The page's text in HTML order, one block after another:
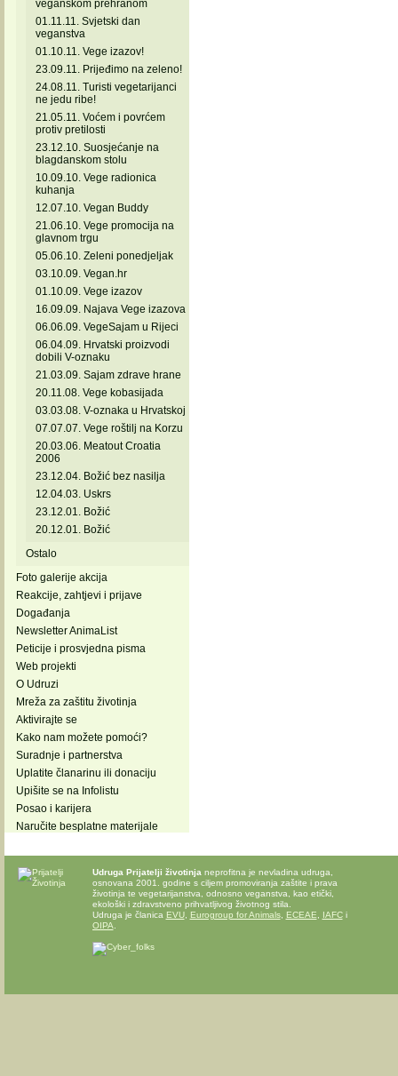
veganskom prehranom
01.11.11. Svjetski dan
veganstva
01.10.11. Vege izazov!
23.09.11. Prijeđimo na zeleno!
24.08.11. Turisti vegetarijanci
ne jedu ribe!
21.05.11. Voćem i povrćem
protiv pretilosti
23.12.10. Suosjećanje na
blagdanskom stolu
10.09.10. Vege radionica
kuhanja
12.07.10. Vegan Buddy
21.06.10. Vege promocija na
glavnom trgu
05.06.10. Zeleni ponedjeljak
03.10.09. Vegan.hr
01.10.09. Vege izazov
16.09.09. Najava Vege izazova
06.06.09. VegeSajam u Rijeci
06.04.09. Hrvatski proizvodi
dobili V-oznaku
21.03.09. Sajam zdrave hrane
20.11.08. Vege kobasijada
03.03.08. V-oznaka u Hrvatskoj
07.07.07. Vege roštilj na Korzu
20.03.06. Meatout Croatia
2006
23.12.04. Božić bez nasilja
12.04.03. Uskrs
23.12.01. Božić
20.12.01. Božić
Ostalo
Foto galerije akcija
Reakcije, zahtjevi i prijave
Događanja
Newsletter AnimaList
Peticije i prosvjedna pisma
Web projekti
O Udruzi
Mreža za zaštitu životinja
Aktivirajte se
Kako nam možete pomoći?
Suradnje i partnerstva
Uplatite članarinu ili donaciju
Upišite se na Infolistu
Posao i karijera
Naručite besplatne materijale
Udruga Prijatelji životinja neprofitna je nevladina udruga,
osnovana 2001. godine s ciljem promoviranja zaštite i prava
životinja te vegetarijanstva, odnosno veganstva, kao etički,
ekološki i zdravstveno prihvatljivog životnog stila.
Udruga je članica EVU, Eurogroup for Animals, ECEAE IAFCi
OIPA